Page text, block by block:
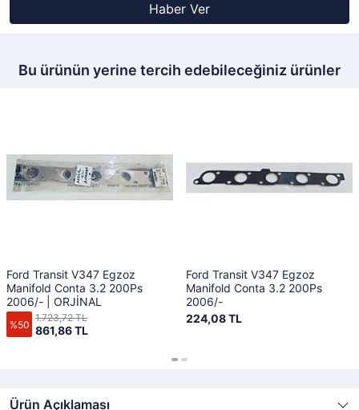
Haber Ver
Bu ürünün yerine tercih edebileceğiniz ürünler
Ford Transit V347 Egzoz
Manifold Conta 3.2 200Ps
2006/- | ORJİNAL
%50 861,86 TL
1.723,72 TL
Ford Transit V347 Egzoz
Manifold Conta 3.2 200Ps
2006/-
224,08 TL
Ürün Açıklaması